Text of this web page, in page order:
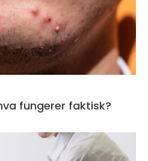
hva fungerer faktisk?